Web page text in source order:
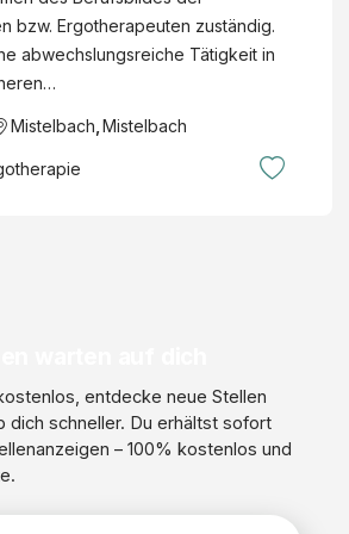
bzw. Ergotherapeuten zuständig.
abwechslungsreiche Tätigkeit in
Mistelbach Mistelbach
entdecke neue Stellen
dich schneller. Du erhältst sofort
– 100% kostenlos und